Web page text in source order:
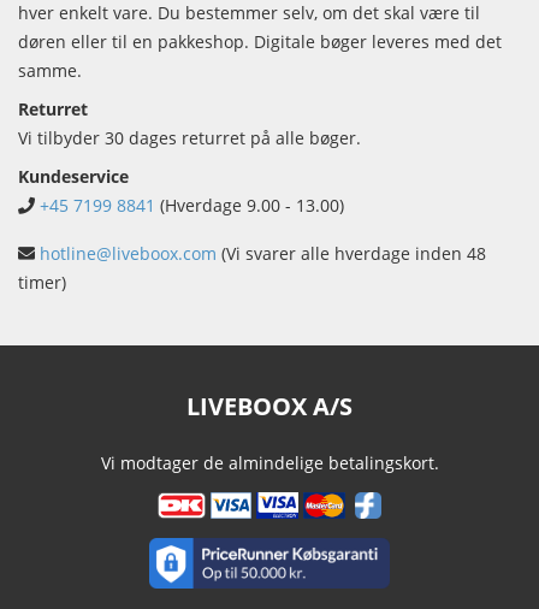
hver enkelt vare. Du bestemmer selv, om det skal være til
døren eller til en pakkeshop. Digitale bøger leveres med det
samme.
Returret
Vi tilbyder 30 dages returret på alle bøger.
Kundeservice
+45 7199 8841 (Hverdage 9.00 - 13.00)
hotline@liveboox.com (Vi svarer alle hverdage inden 48
timer)
LIVEBOOX A/S
Vi modtager de almindelige betalingskort.